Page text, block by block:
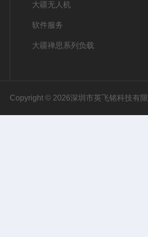
大疆无人机
软件服务
大疆禅思系列负载
Copyright © 2026深圳市英飞铭科技有